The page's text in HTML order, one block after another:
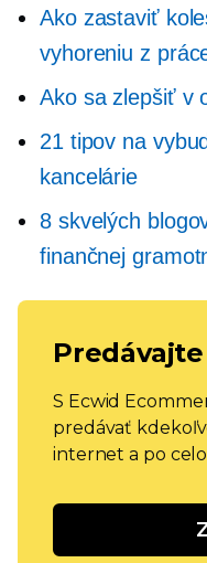
Ako zastaviť
vyhoreniu z
Ako sa zlepšiť v
21 tipov na
kancelárie
8 skvelých
finančnej
S Ecwid
predávať
internet a po